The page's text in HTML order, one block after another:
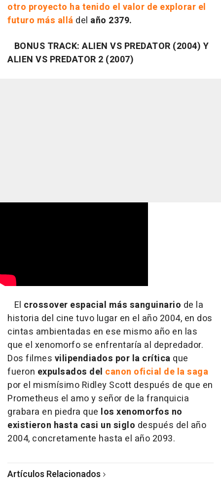
otro proyecto ha tenido el valor de explorar el
futuro más allá del año 2379.
BONUS TRACK: ALIEN VS PREDATOR (2004) Y
ALIEN VS PREDATOR 2 (2007)
El crossover espacial más sanguinario de la
historia del cine tuvo lugar en el año 2004, en dos
cintas ambientadas en ese mismo año en las
que el xenomorfo se enfrentaría al depredador.
Dos filmes vilipendiados por la crítica que
fueron expulsados del canon oficial de la saga
por el mismísimo Ridley Scott después de que en
Prometheus el amo y señor de la franquicia
grabara en piedra que los xenomorfos no
existieron hasta casi un siglo después del año
2004, concretamente hasta el año 2093.
Artículos Relacionados